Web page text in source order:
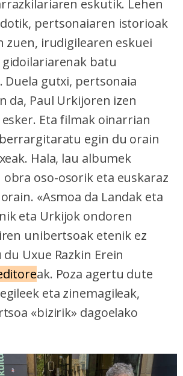
eskutik. Lehen
pertsonaiaren istorioak
zuen, irudigilearen eskuei
gidoilariarenak batu
Duela gutxi, pertsonaia
da, Paul Urkijoren izen
Eta filmak oinarrian
egin du orain
Hala, lau albumek
oso-osorik eta euskaraz
«Asmoa da Landak eta
eta Urkijok ondoren
unibertsoak etenik ez
du Uxue Razkin Erein
ak. Poza agertu dute
eta zinemagileak,
«bizirik» dagoelako